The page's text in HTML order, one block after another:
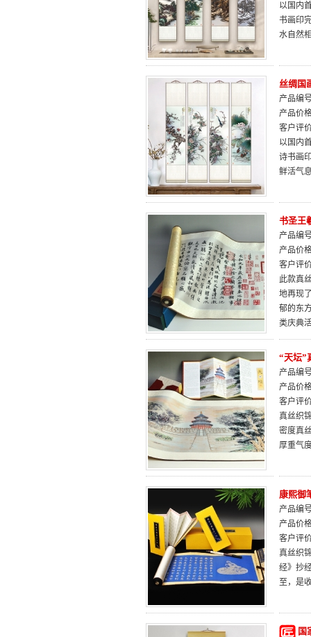
以国内
书画印
水自然
丝绸国
产品编
产品价
客户评
以国内
诗书画
鲜活气
书圣王
产品编
产品价
客户评
此款真
地再现
郁的东
类庆典
“天坛”
产品编
产品价
客户评
真丝织
密度真
厚重气
康熙御
产品编
产品价
客户评
真丝织
经》抄
至，是
国